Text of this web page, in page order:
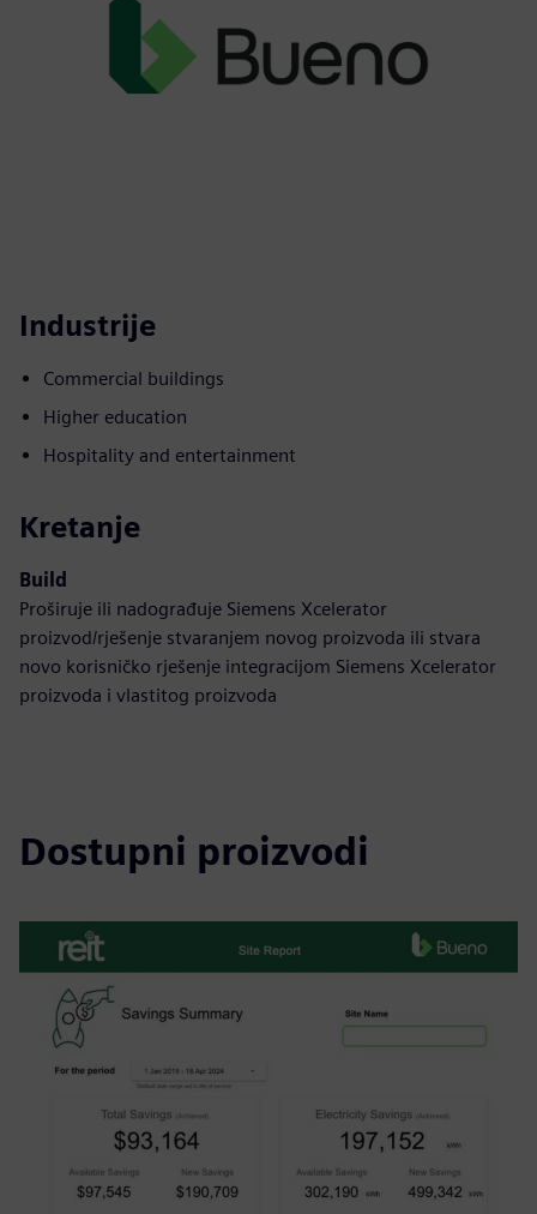
Industrije
Commercial buildings
Higher education
Hospitality and entertainment
Kretanje
Build
Proširuje ili nadograđuje Siemens Xcelerator
proizvod/rješenje stvaranjem novog proizvoda ili stvara
novo korisničko rješenje integracijom Siemens Xcelerator
proizvoda i vlastitog proizvoda
Dostupni proizvodi